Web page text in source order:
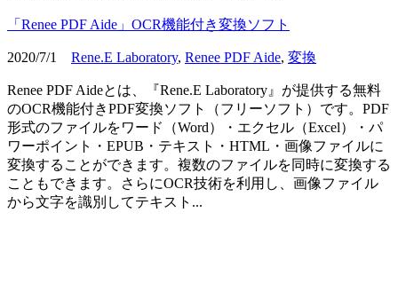
「Renee PDF Aide」OCR機能付き変換ソフト
2020/7/1 Rene.E Laboratory, Renee PDF Aide, 変換
Renee PDF Aideとは、『Rene.E Laboratory』が提供する無料
のOCR機能付きPDF変換ソフト（フリーソフト）です。PDF
形式のファイルをワード（Word）・エクセル（Excel）・パ
ワーポイント・EPUB・テキスト・HTML・画像ファイルに
変換することができます。複数のファイルを同時に変換する
こともできます。さらにOCR技術を利用し、画像ファイル
から文字を識別してテキスト...